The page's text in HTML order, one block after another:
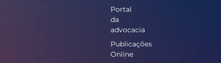
Portal
da
advocacia
Publicações
Online